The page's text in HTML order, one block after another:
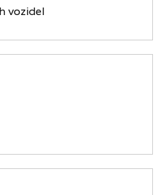
vozidel